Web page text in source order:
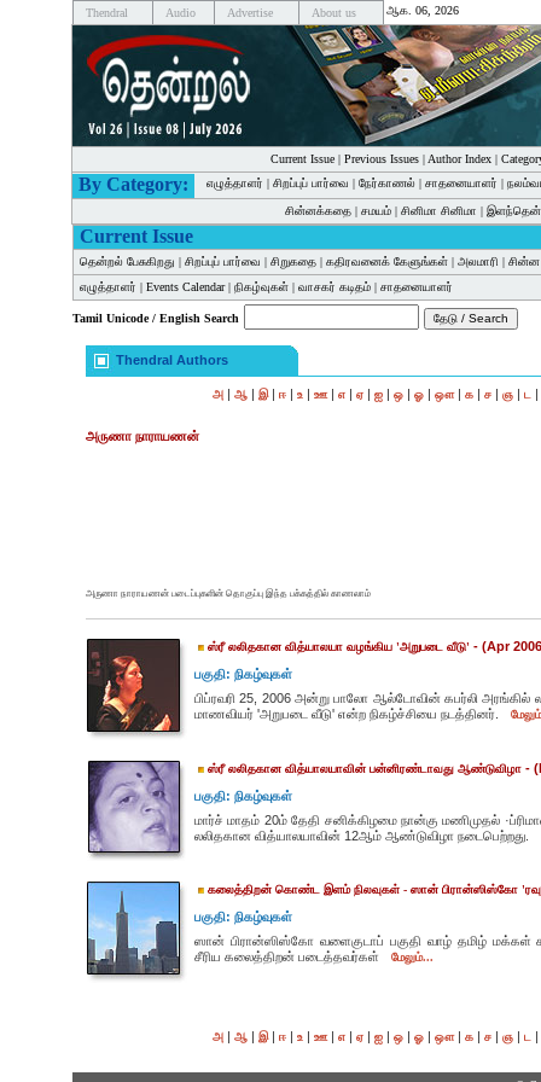
Thendral Audio Advertise About us ஆக. 06, 2026
Current Issue| Previous Issues| Author Index|
By Category: எழுத்தாளர் | சிறப்புப் பார்வை | நேர்காணல் | சாதனையாளர் |
சின்னக்கதை | சமயம் | சினிமா சினிமா |
Current Issue
தென்றல் பேசுகிறது | சிறப்புப் பார்வை | சிறுகதை | கதிரவனைக் கேளுங்கள் | அலமாரி |
எழுத்தாளர் | Events Calendar| நிகழ்வுகள் | வாசகர் கடிதம் | சாதனையாளர்
Tamil Unicode / English Search
Thendral Authors
அ | ஆ | இ| ஈ | உ | ஊ | எ | ஏ | ஐ | ஒ | ஓ | ஔ| க | ச | ஞ | ட |
அருணா நாராயணன்
அருணா நாராயணன் படைப்புகளின் தொகுப்பு இந்த பக்கத்தில் காணலாம்
ஸ்ரீ லலிதகான வித்யாலயா வழங்கிய 'அறுபடை வீடு' - (Apr
பகுதி: நிகழ்வுகள்
பிப்ரவரி 25, 2006 அன்று பாலோ ஆல்டோவின் கபர்லி
மாணவியர் 'அறுபடை வீடு' என்ற நிகழ்ச்சியை நடத்தினர்.
ஸ்ரீ லலிதகான வித்யாலயாவின் பன்னிரண்டாவது ஆண்டுவிழா -
பகுதி: நிகழ்வுகள்
மார்ச் மாதம் 20ம் தேதி சனிக்கிழமை நான்கு மணிமுதல்
லலிதகான வித்யாலயாவின் 12ஆம் ஆண்டுவிழா நடைபெற்றது.
கலைத்திறன் கொண்ட இளம் நிலவுகள் - ஸான் பிரான்ஸிஸ்கோ
பகுதி: நிகழ்வுகள்
ஸான் பிரான்ஸிஸ்கோ வளைகுடாப் பகுதி வாழ் தமிழ்
சீரிய கலைத்திறன் படைத்தவர்கள்
மேலும்...
அ | ஆ | இ| ஈ | உ | ஊ | எ | ஏ | ஐ | ஒ | ஓ | ஔ| க | ச | ஞ | ட |